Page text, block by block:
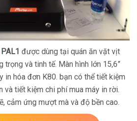
PAL1 được dùng tại quán ăn vặt vịt
và tinh tế. Màn hình lớn 15,6”
in hóa đơn K80. bạn có thể tiết kiệm
và tiết kiệm chi phí mua máy in rời.
cảm ứng mượt mà và độ bền cao.